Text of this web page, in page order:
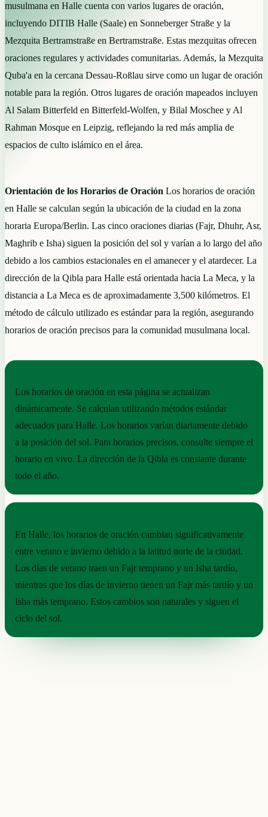
musulmana en Halle cuenta con varios lugares de oración,
incluyendo DITIB Halle (Saale) en Sonneberger Straße y la
Mezquita Bertramstraße en Bertramstraße. Estas mezquitas ofrecen
oraciones regulares y actividades comunitarias. Además, la Mezquita
Quba'a en la cercana Dessau-Roßlau sirve como un lugar de oración
notable para la región. Otros lugares de oración mapeados incluyen
Al Salam Bitterfeld en Bitterfeld-Wolfen, y Bilal Moschee y Al
Rahman Mosque en Leipzig, reflejando la red más amplia de
espacios de culto islámico en el área.
Orientación de los Horarios de Oración Los horarios de oración
en Halle se calculan según la ubicación de la ciudad en la zona
horaria Europa/Berlin. Las cinco oraciones diarias (Fajr, Dhuhr, Asr,
Maghrib e Isha) siguen la posición del sol y varían a lo largo del año
debido a los cambios estacionales en el amanecer y el atardecer. La
dirección de la Qibla para Halle está orientada hacia La Meca, y la
distancia a La Meca es de aproximadamente 3,500 kilómetros. El
método de cálculo utilizado es estándar para la región, asegurando
horarios de oración precisos para la comunidad musulmana local.
Los horarios de oración en esta página se actualizan
dinámicamente. Se calculan utilizando métodos estándar
adecuados para Halle. Los horarios varían diariamente debido
a la posición del sol. Para horarios precisos, consulte siempre el
horario en vivo. La dirección de la Qibla es constante durante
todo el año.
En Halle, los horarios de oración cambian significativamente
entre verano e invierno debido a la latitud norte de la ciudad.
Los días de verano traen un Fajr temprano y un Isha tardío,
mientras que los días de invierno tienen un Fajr más tardío y un
Isha más temprano. Estos cambios son naturales y siguen el
ciclo del sol.